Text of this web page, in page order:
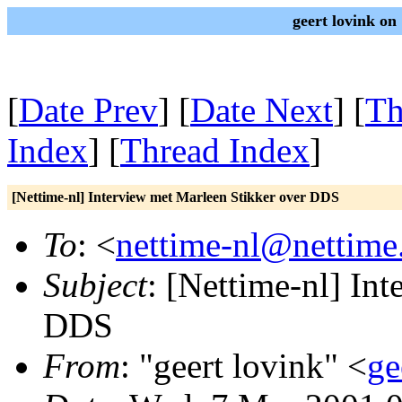
geert lovink on
[Date Prev] [Date Next] [
Index] [Thread Index]
[Nettime-nl] Interview met Marleen Stikker over DDS
To: <nettime-
Subject: [Nettime-nl]
DDS
From: "geert lovink" <